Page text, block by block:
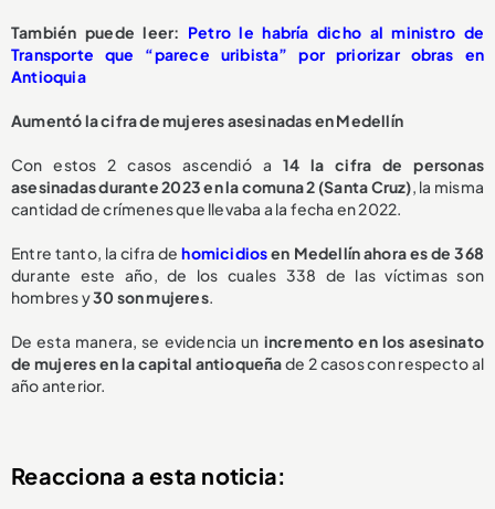
También puede leer: Petro le habría dicho al ministro de
Transporte que “parece uribista” por priorizar obras en
Antioquia
Aumentó la cifra de mujeres asesinadas en Medellín
Con estos 2 casos ascendió a 14 la cifra de personas
asesinadas durante 2023 en la comuna 2 (Santa Cruz), la misma
cantidad de crímenes que llevaba a la fecha en 2022.
Entre tanto, la cifra dehomicidiosen Medellín ahora es de 368
durante este año, de los cuales 338 de las víctimas son
hombres y30 son mujeres.
De esta manera, se evidencia un incremento en los asesinato
de mujeres en la capital antioqueñade 2 casos con respecto al
año anterior.
Reacciona a esta noticia: